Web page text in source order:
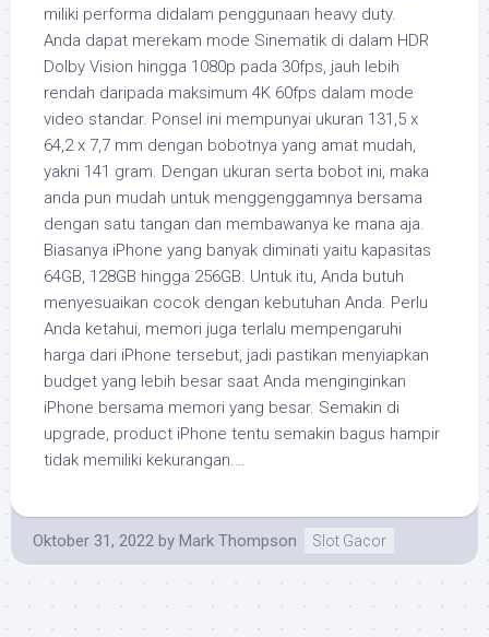
miliki performa didalam penggunaan heavy duty.
Anda dapat merekam mode Sinematik di dalam HDR
Dolby Vision hingga 1080p pada 30fps, jauh lebih
rendah daripada maksimum 4K 60fps dalam mode
video standar. Ponsel ini mempunyai ukuran 131,5 x
64,2 x 7,7 mm dengan bobotnya yang amat mudah,
yakni 141 gram. Dengan ukuran serta bobot ini, maka
anda pun mudah untuk menggenggamnya bersama
dengan satu tangan dan membawanya ke mana aja.
Biasanya iPhone yang banyak diminati yaitu kapasitas
64GB, 128GB hingga 256GB. Untuk itu, Anda butuh
menyesuaikan cocok dengan kebutuhan Anda. Perlu
Anda ketahui, memori juga terlalu mempengaruhi
harga dari iPhone tersebut, jadi pastikan menyiapkan
budget yang lebih besar saat Anda menginginkan
iPhone bersama memori yang besar. Semakin di
upgrade, product iPhone tentu semakin bagus hampir
tidak memiliki kekurangan.…
Oktober 31, 2022 by Mark Thompson Slot Gacor